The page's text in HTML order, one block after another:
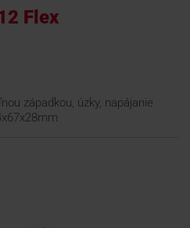
Flex
západkou, úzky, napájanie